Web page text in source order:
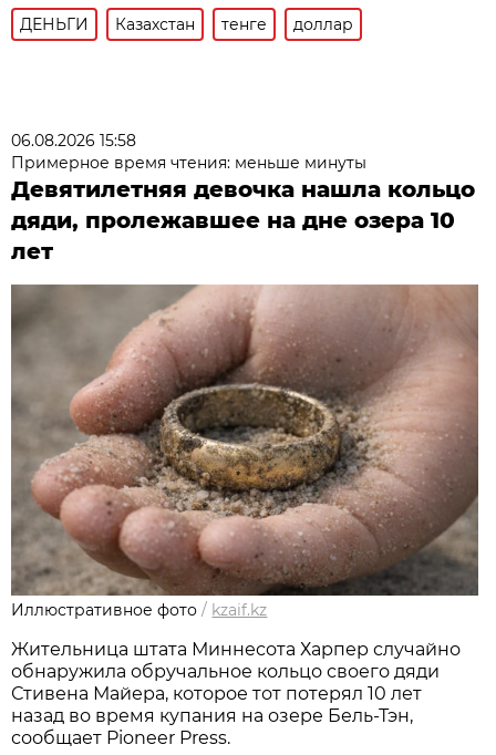
ДЕНЬГИ Казахстан тенге доллар
06.08.2026 15:58
Примерное время чтения: меньше минуты
Девятилетняя девочка нашла кольцо
дяди, пролежавшее на дне озера 10
лет
Иллюстративное фото / kzaif.kz
Жительница штата Миннесота Харпер случайно
обнаружила обручальное кольцо своего дяди
Стивена Майера, которое тот потерял 10 лет
назад во время купания на озере Бель-Тэн,
сообщает Pioneer Press.